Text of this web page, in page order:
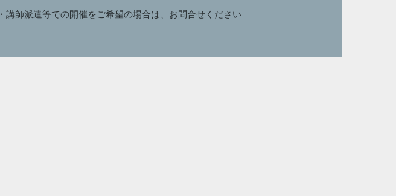
・講師派遣等での開催をご希望の場合は、お問合せください